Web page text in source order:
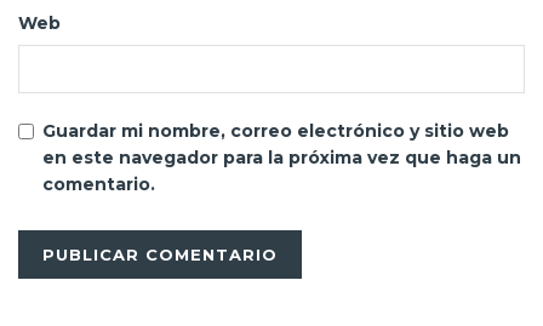
Web
Guardar mi nombre, correo electrónico y sitio web
en este navegador para la próxima vez que haga un
comentario.